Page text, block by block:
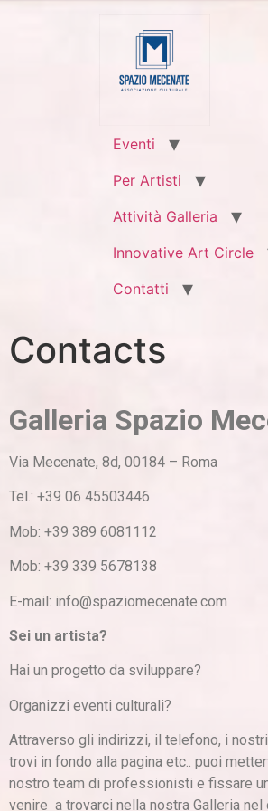
Eventi
Per Artisti
Attività Galleria
Innovative Art Circle
Contatti
Contacts
Galleria Spazio
Via Mecenate, 8d, 00184 – Roma
Tel.: +39 06 45503446
Mob: +39 389 6081112
Mob: +39 339 5678138
E-mail: info@spaziomecenate.com
Sei un artista?
Hai un progetto da sviluppare?
Organizzi eventi culturali?
Attraverso gli indirizzi, il telefono, i
trovi in fondo alla pagina etc.. puoi
nostro team di professionisti e fissare
venire a trovarci nella nostra Galleria nel